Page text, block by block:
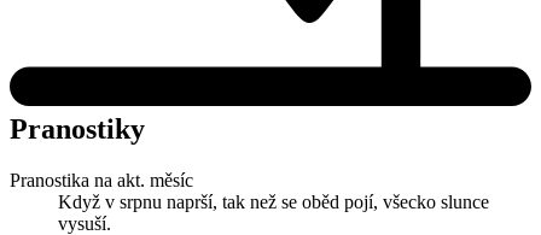
Pranostiky
Pranostika na akt. měsíc
Když v srpnu naprší, tak než se oběd pojí, všecko slunce
vysuší.